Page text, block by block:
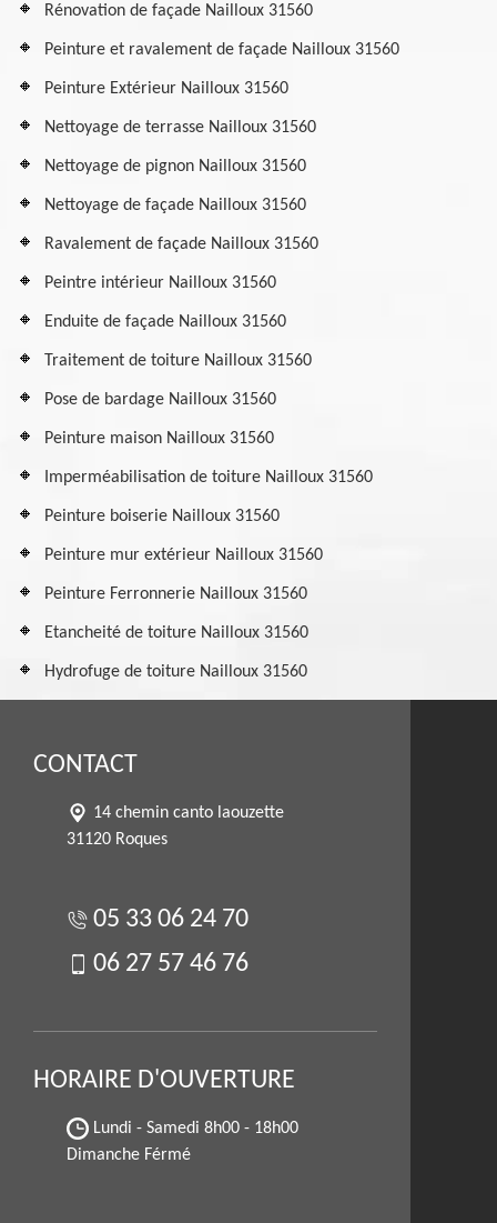
Rénovation de façade Nailloux 31560
Peinture et ravalement de façade Nailloux 31560
Peinture Extérieur Nailloux 31560
Nettoyage de terrasse Nailloux 31560
Nettoyage de pignon Nailloux 31560
Nettoyage de façade Nailloux 31560
Ravalement de façade Nailloux 31560
Peintre intérieur Nailloux 31560
Enduite de façade Nailloux 31560
Traitement de toiture Nailloux 31560
Pose de bardage Nailloux 31560
Peinture maison Nailloux 31560
Imperméabilisation de toiture Nailloux 31560
Peinture boiserie Nailloux 31560
Peinture mur extérieur Nailloux 31560
Peinture Ferronnerie Nailloux 31560
Etancheité de toiture Nailloux 31560
Hydrofuge de toiture Nailloux 31560
CONTACT
14 chemin canto laouzette
31120 Roques
05 33 06 24 70
06 27 57 46 76
HORAIRE D'OUVERTURE
Lundi - Samedi 8h00 - 18h00
Dimanche Férmé